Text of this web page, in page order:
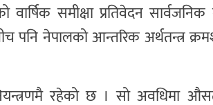
वार्षिक समीक्षा प्रतिवेदन
पनि नेपालको आन्तरिक अर्थतन्त्र
रहेको छ । सो अवधिमा